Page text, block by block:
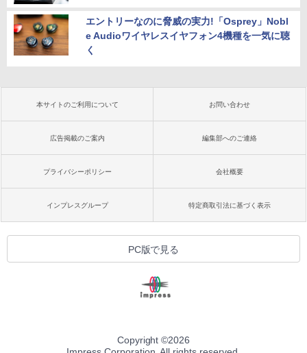
エントリーなのに脅威の実力!「Osprey」Nobl
e Audioワイヤレスイヤフォン4機種を一気に聴
く
本サイトのご利用について お問い合わせ
広告掲載のご案内 編集部へのご連絡
プライバシーポリシー 会社概要
インプレスグループ 特定商取引法に基づく表示
PC版で見る
Copyright ©2026